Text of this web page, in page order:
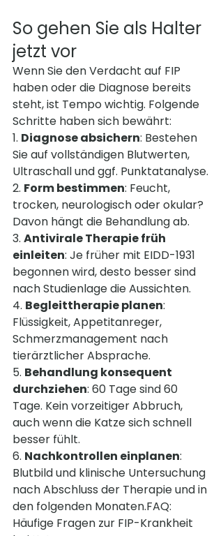
So gehen Sie als Halter
jetzt vor
Wenn Sie den Verdacht auf FIP
haben oder die Diagnose bereits
steht, ist Tempo wichtig. Folgende
Schritte haben sich bewährt:
1. Diagnose absichern: Bestehen
Sie auf vollständigen Blutwerten,
Ultraschall und ggf. Punktatanalyse.
2. Form bestimmen: Feucht,
trocken, neurologisch oder okular?
Davon hängt die Behandlung ab.
3. Antivirale Therapie früh
einleiten: Je früher mit EIDD-1931
begonnen wird, desto besser sind
nach Studienlage die Aussichten.
4. Begleittherapie planen:
Flüssigkeit, Appetitanreger,
Schmerzmanagement nach
tierärztlicher Absprache.
5. Behandlung konsequent
durchziehen: 60 Tage sind 60
Tage. Kein vorzeitiger Abbruch,
auch wenn die Katze sich schnell
besser fühlt.
6. Nachkontrollen einplanen:
Blutbild und klinische Untersuchung
nach Abschluss der Therapie und in
den folgenden Monaten.FAQ:
Häufige Fragen zur FIP-Krankheit